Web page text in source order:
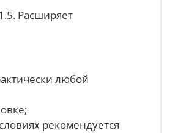
Расширяет
любой
рекомендуется